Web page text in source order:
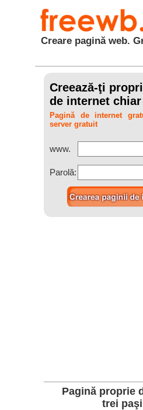
Creare pagină web.
Creează-ţi
de internet chiar
Pagină de internet
server gratuit
www.
Parolă:
Pagină proprie
trei